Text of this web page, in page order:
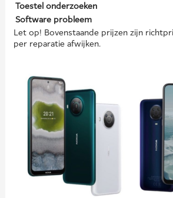
Toestel onderzoeken
Software probleem
Let op! Bovenstaande prijzen zijn
per reparatie afwijken.